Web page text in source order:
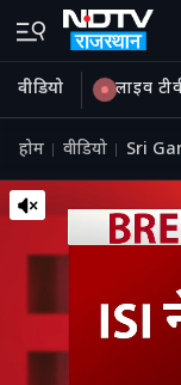
वीडियो लाइव
होम वीडियो Sri